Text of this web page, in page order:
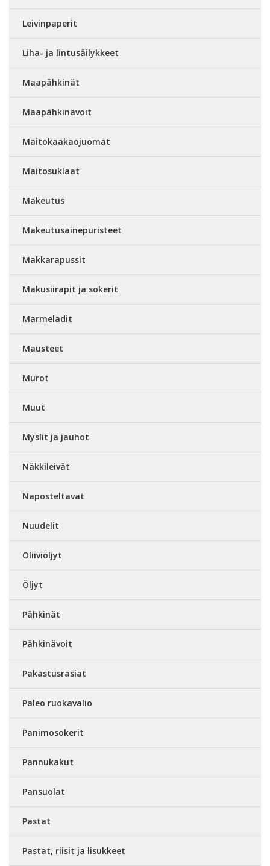
Leivinpaperit
Liha- ja lintusäilykkeet
Maapähkinät
Maapähkinävoit
Maitokaakaojuomat
Maitosuklaat
Makeutus
Makeutusainepuristeet
Makkarapussit
Makusiirapit ja sokerit
Marmeladit
Mausteet
Murot
Muut
Myslit ja jauhot
Näkkileivät
Naposteltavat
Nuudelit
Oliiviöljyt
Öljyt
Pähkinät
Pähkinävoit
Pakastusrasiat
Paleo ruokavalio
Panimosokerit
Pannukakut
Pansuolat
Pastat
Pastat, riisit ja lisukkeet